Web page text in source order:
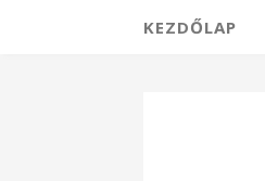
KEZDŐLAP